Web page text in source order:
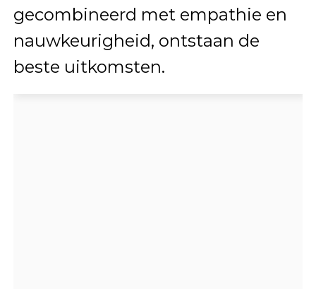
gecombineerd met empathie en
nauwkeurigheid, ontstaan de
beste uitkomsten.